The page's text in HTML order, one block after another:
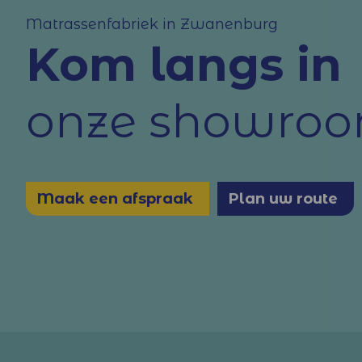
Matrassenfabriek in Zwanenburg
Kom langs in
onze
Maak een afspraak Plan uw route